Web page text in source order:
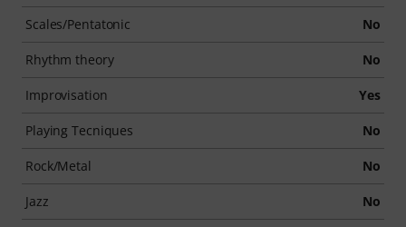
Scales/Pentatonic No
Rhythm theory No
Improvisation Yes
Playing Tecniques No
Rock/Metal No
Jazz No